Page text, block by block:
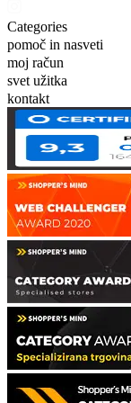
Categories
pomoč in nasveti
moj račun
svet užitka
kontakt